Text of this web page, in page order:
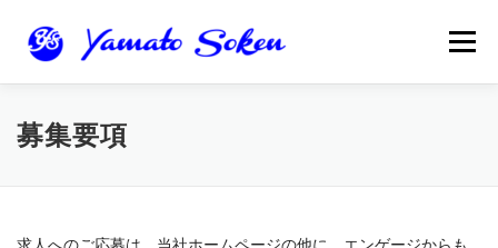
ン
メニュ
ホーム 採用情報
募集要項